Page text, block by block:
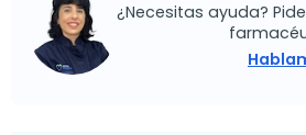
¿Necesitas ayuda?